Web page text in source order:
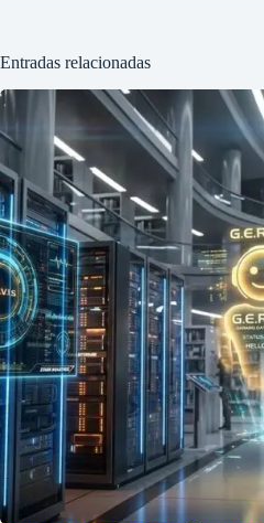
Entradas relacionadas